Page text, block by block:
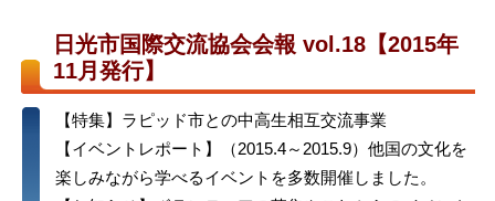
日光市国際交流協会会報 vol.18【2015年
11月発行】
【特集】ラピッド市との中高生相互交流事業
【イベントレポート】（2015.4～2015.9）他国の文化を
楽しみながら学べるイベントを多数開催しました。